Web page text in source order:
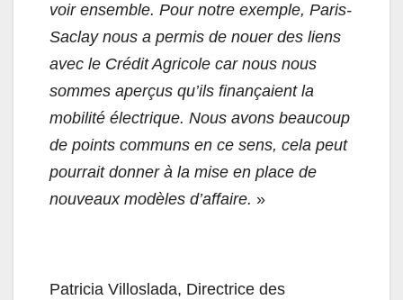
voir ensemble. Pour notre exemple, Paris-
Saclay nous a permis de nouer des liens
avec le Crédit Agricole car nous nous
sommes aperçus qu’ils finançaient la
mobilité électrique. Nous avons beaucoup
de points communs en ce sens, cela peut
pourrait donner à la mise en place de
nouveaux modèles d’affaire. »
Patricia Villoslada, Directrice des